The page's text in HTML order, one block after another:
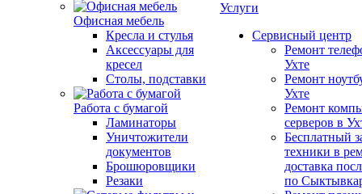
Офисная мебель
Кресла и стулья
Аксессуары для
кресел
Столы, подставки
Работа с бумагой
Ламинаторы
Уничтожители
документов
Брошюровщики
Резаки
Услуги
Сервисный центр
Ремонт
Ухте
Ремонт
Ухте
Ремонт
серверов в
Бесплатный
техники в
доставка
по